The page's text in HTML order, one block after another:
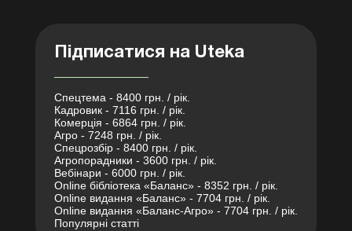
Підписатися на Uteka
Спецтема - 8400 грн. / рік.
Кадровик - 7116 грн. / рік.
Комерція - 6864 грн. / рік.
Агро - 7248 грн. / рік.
Спецрозбір - 8400 грн. / рік.
Агропорадники - 3600 грн. / рік.
Вебінари - 6000 грн. / рік.
Online бібліотека «Баланс» - 8352 грн. / рік.
Online видання «Баланс» - 7704 грн. / рік.
Online видання «Баланс-Агро» - 7704 грн. / рік.
Популярні статті